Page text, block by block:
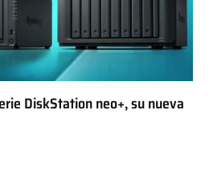
DiskStation neo+, su nueva